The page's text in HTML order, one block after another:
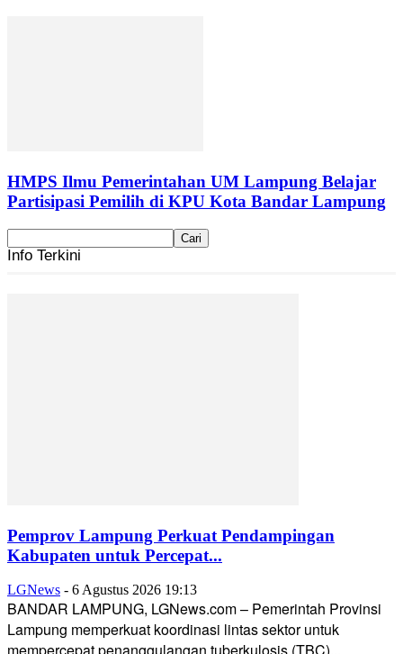
HMPS Ilmu Pemerintahan UM Lampung Belajar
Partisipasi Pemilih di KPU Kota Bandar Lampung
Info Terkini
Pemprov Lampung Perkuat Pendampingan
Kabupaten untuk Percepat...
LGNews - 6 Agustus 2026 19:13
BANDAR LAMPUNG, LGNews.com – Pemerintah Provinsi
Lampung memperkuat koordinasi lintas sektor untuk